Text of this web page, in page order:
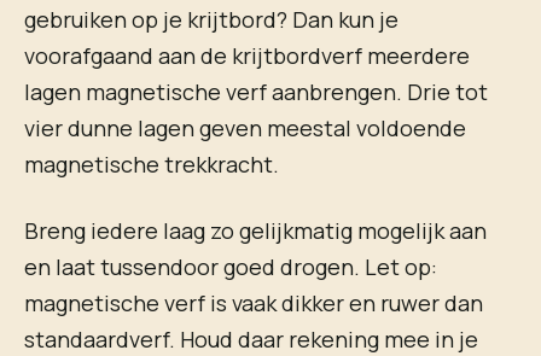
gebruiken op je krijtbord? Dan kun je
voorafgaand aan de krijtbordverf meerdere
lagen magnetische verf aanbrengen. Drie tot
vier dunne lagen geven meestal voldoende
magnetische trekkracht.
Breng iedere laag zo gelijkmatig mogelijk aan
en laat tussendoor goed drogen. Let op:
magnetische verf is vaak dikker en ruwer dan
standaardverf. Houd daar rekening mee in je